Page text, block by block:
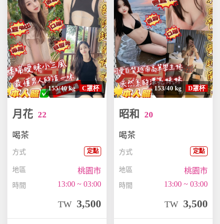
155/40 kg C罩杯
月花22
喝茶
方式 定點
地區 桃園市
時間 13:00 ~ 03:00
TW 3,500
153/40 kg D罩杯
昭和 20
喝茶
方式 定點
地區 桃園市
時間 13:00 ~ 03:00
TW 3,500